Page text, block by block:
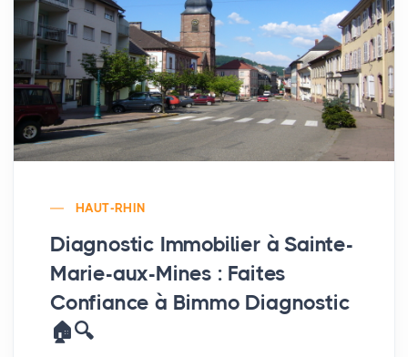
HAUT-RHIN
Diagnostic Immobilier à Sainte-
Marie-aux-Mines : Faites
Confiance à Bimmo Diagnostic
🏠🔍